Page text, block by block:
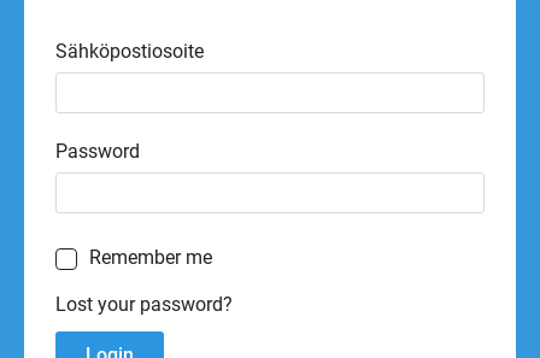
Sähköpostiosoite
Password
Remember me
Lost your password?